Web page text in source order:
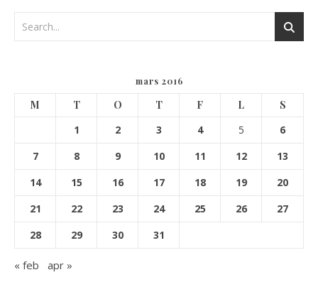
mars 2016
M T O T F L
S
1
2 3 4 5
6
7
8 9 10 11 12
13
14
15 16 17 18 19
20
21
22 23 24 25 26
27
28
29 30 31
« feb apr »